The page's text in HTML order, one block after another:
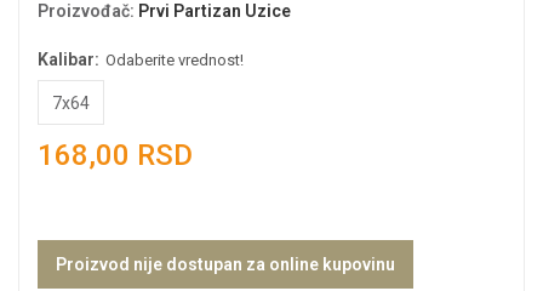
Proizvođač: Prvi Partizan Uzice
Kalibar: Odaberite vrednost!
7x64
168,00 RSD
Proizvod nije dostupan za online kupovinu